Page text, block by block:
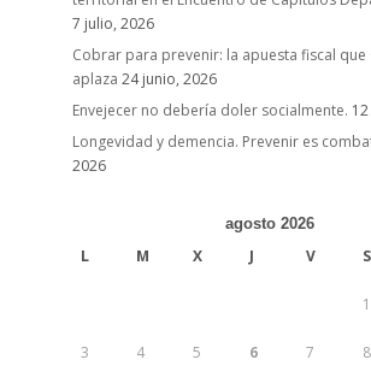
7 julio, 2026
Cobrar para prevenir: la apuesta fiscal que
aplaza 24 junio, 2026
Envejecer no debería doler socialmente.
Longevidad y demencia. Prevenir es
2026
agosto 2026
L M X J V S
1
3 4 5 6 7 8